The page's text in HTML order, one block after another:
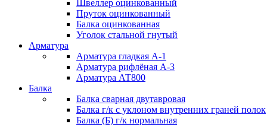
Швеллер оцинкованный
Пруток оцинкованный
Балка оцинкованная
Уголок стальной гнутый
Арматура
Арматура гладкая А-1
Арматура рифлёная А-3
Арматура АТ800
Балка
Балка сварная двутавровая
Балка г/к с уклоном внутренних граней полок
Балка (Б) г/к нормальная